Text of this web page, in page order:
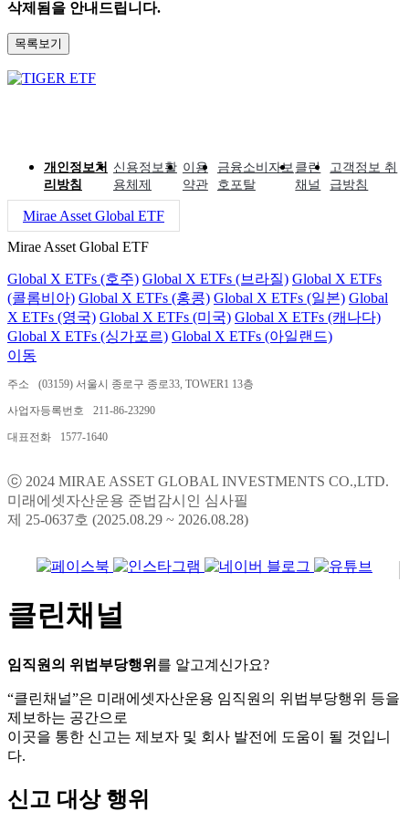
삭제됨을 안내드립니다.
목록보기
개인정보처
리방침
신용정보활
용체제
이용
약관
금융소비자보
호포탈
클린
채널
고객정보 취
급방침
Mirae Asset Global ETF
Mirae Asset Global ETF
Global X ETFs (호주) Global X ETFs (브라질) Global X ETFs
(콜롬비아) Global X ETFs (홍콩) Global X ETFs (일본) Global
X ETFs (영국) Global X ETFs (미국) Global X ETFs (캐나다)
Global X ETFs (싱가포르) Global X ETFs (아일랜드)
이동
주소 (03159) 서울시 종로구 종로33, TOWER1 13층
사업자등록번호 211-86-23290
대표전화 1577-1640
ⓒ 2024 MIRAE ASSET GLOBAL INVESTMENTS CO.,LTD.
미래에셋자산운용 준법감시인 심사필
제 25-0637호 (2025.08.29 ~ 2026.08.28)
클린채널
임직원의 위법부당행위 를 알고계신가요?
“클린채널”은 미래에셋자산운용 임직원의 위법부당행위 등을
제보하는 공간으로
이곳을 통한 신고는 제보자 및 회사 발전에 도움이 될 것입니
다.
신고 대상 행위